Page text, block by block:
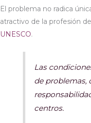
El problema no radica
atractivo de la profesión
UNESCO.
Las
de problemas,
centros.